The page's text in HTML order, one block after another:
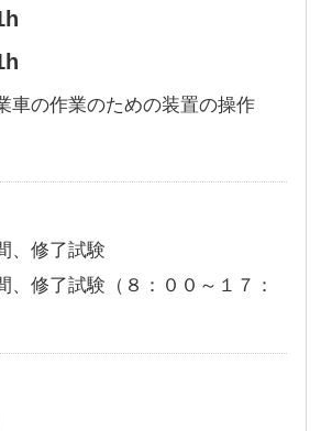
車の作業のための装置の操作
、修了試験
、修了試験（８：００～１７：